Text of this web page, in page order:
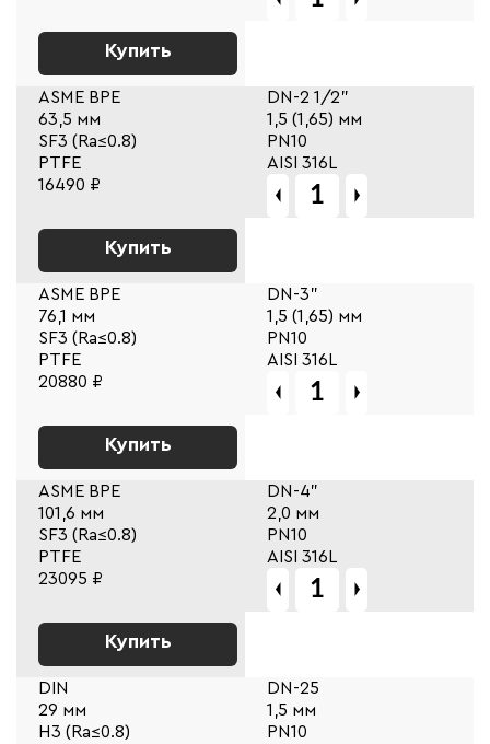
Купить
ASME BPE
DN-2 1/2"
63,5 мм
1,5 (1,65) мм
SF3 (Ra≤0.8)
PN10
PTFE
AISI 316L
16490 ₽
Купить
ASME BPE
DN-3"
76,1 мм
1,5 (1,65) мм
SF3 (Ra≤0.8)
PN10
PTFE
AISI 316L
20880 ₽
Купить
ASME BPE
DN-4"
101,6 мм
2,0 мм
SF3 (Ra≤0.8)
PN10
PTFE
AISI 316L
23095 ₽
Купить
DIN
DN-25
29 мм
1,5 мм
Н3 (Ra≤0.8)
PN10